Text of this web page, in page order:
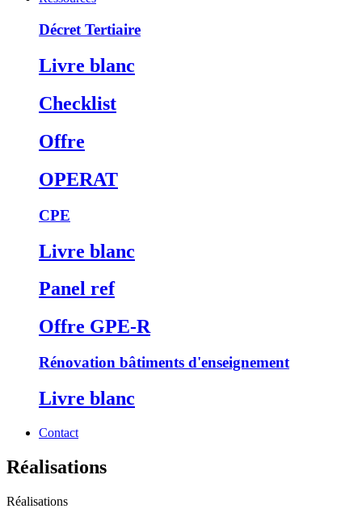
Décret Tertiaire
Livre blanc
Checklist
Offre
OPERAT
CPE
Livre blanc
Panel ref
Offre GPE-R
Rénovation bâtiments d'enseignement
Livre blanc
Contact
Réalisations
Réalisations